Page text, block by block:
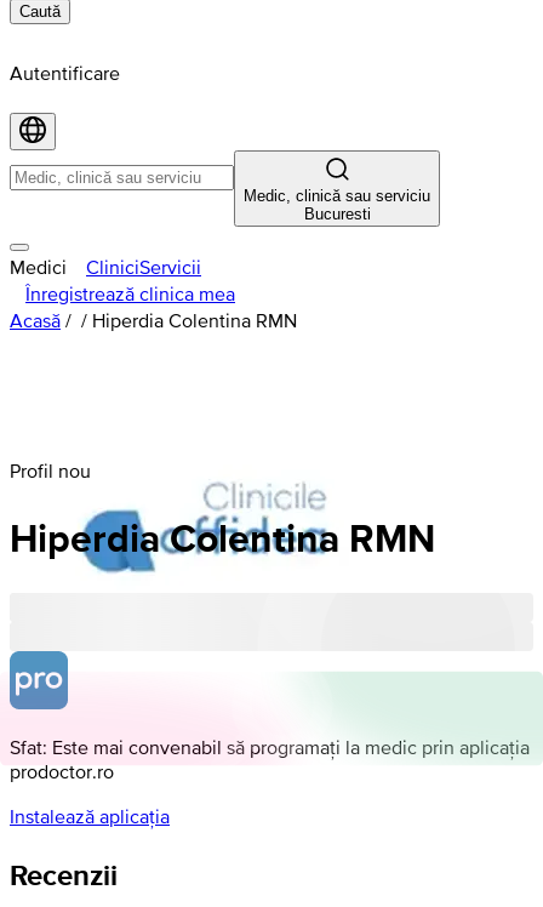
Caută
Autentificare
Medic, clinică sau serviciu
Bucuresti
Medici CliniciServicii
Înregistrează clinica mea
Acasă / / Hiperdia Colentina RMN
Profil nou
HiperdiaColentina RMN
Sfat: Este mai convenabil să programați la medic prin aplicația
prodoctor.ro
Instalează aplicația
Recenzii